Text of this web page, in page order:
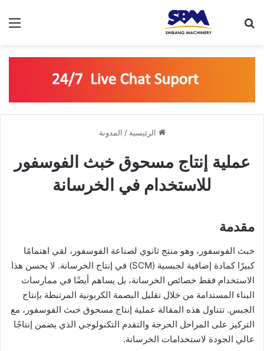
الرئيسية / المدونة
عملية إنتاج مسحوق خبث الفوسفور
للاستخدام في الخرسانة
مقدمة
خبث الفوسفور، وهو منتج ثانوي لصناعة الفوسفور، لقي اهتمامًا
كبيرًا كمادة إضافية لجبسية (SCM) في إنتاج الخرسانة. لا يحسن هذا
الاستخدام فقط خصائص الخرسانة، بل يساهم أيضًا في ممارسات
البناء المستدامة من خلال تقليل البصمة الكربونية المرتبطة بإنتاج
الجبس. تتناول هذه المقالة عملية إنتاج مسحوق خبث الفوسفور، مع
التركيز على المراحل الحرجة والتقدم التكنولوجي الذي يضمن إنتاجًا
عالي الجودة لاستخدامات الخرسانة.